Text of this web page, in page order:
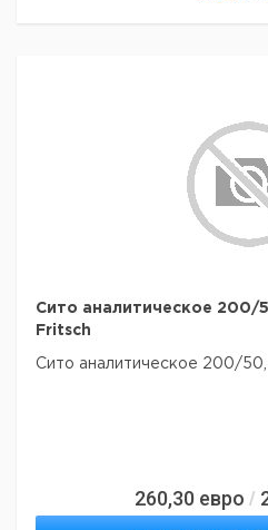
Сито аналитическое 200/
Fritsch
Сито аналитическое 200/50,
260,30 евро /